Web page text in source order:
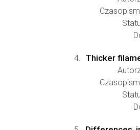
Thicker